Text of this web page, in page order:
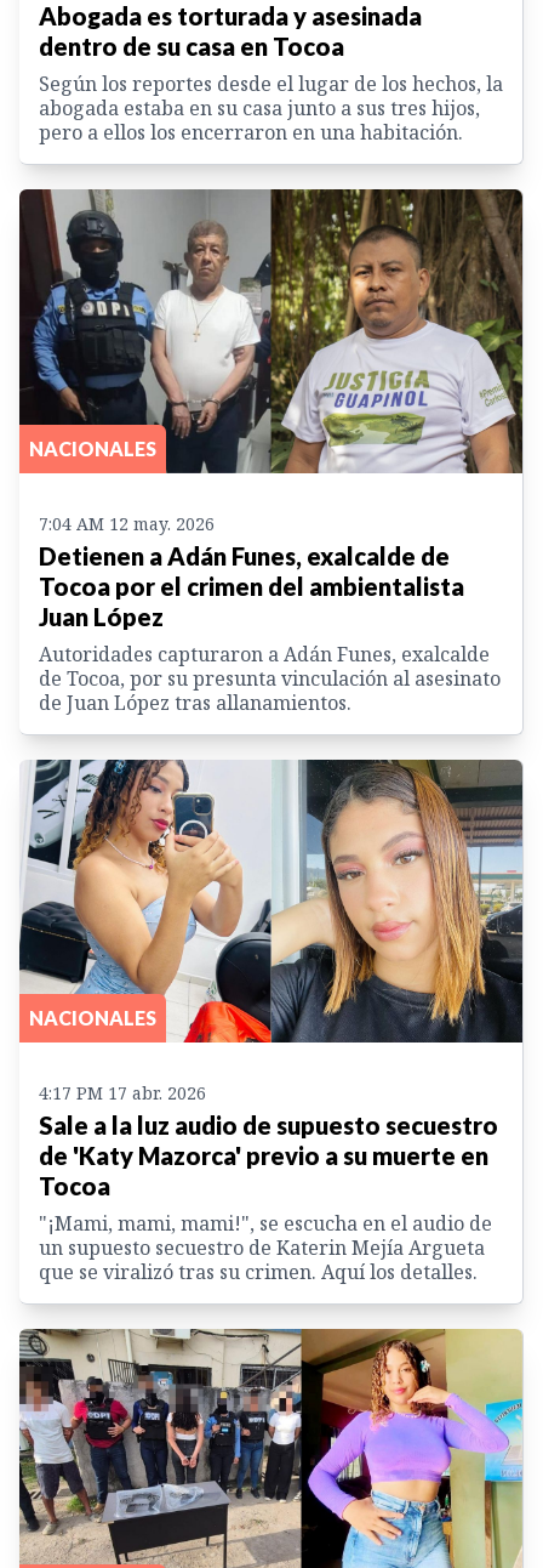
Abogada es torturada y asesinada
dentro de su casa en Tocoa
Según los reportes desde el lugar de los hechos, la
abogada estaba en su casa junto a sus tres hijos,
pero a ellos los encerraron en una habitación.
NACIONALES
7:04 AM 12 may. 2026
Detienen a Adán Funes, exalcalde de
Tocoa por el crimen del ambientalista
Juan López
Autoridades capturaron a Adán Funes, exalcalde
de Tocoa, por su presunta vinculación al asesinato
de Juan López tras allanamientos.
NACIONALES
4:17 PM 17 abr. 2026
Sale a la luz audio de supuesto secuestro
de 'Katy Mazorca' previo a su muerte en
Tocoa
"¡Mami, mami, mami!", se escucha en el audio de
un supuesto secuestro de Katerin Mejía Argueta
que se viralizó tras su crimen. Aquí los detalles.